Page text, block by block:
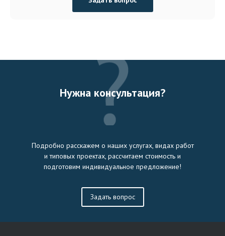
Нужна консультация?
Подробно расскажем о наших услугах, видах работ
и типовых проектах, рассчитаем стоимость и
подготовим индивидуальное предложение!
Задать вопрос